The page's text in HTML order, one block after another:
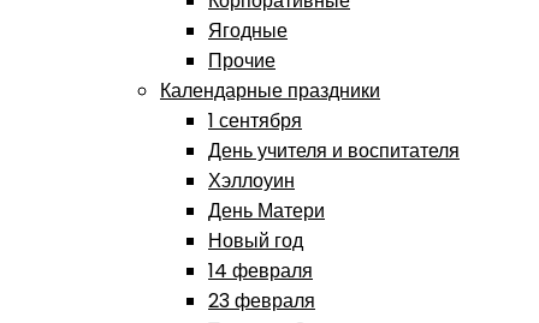
Ягодные
Прочие
Календарные праздники
1 сентября
День учителя и воспитателя
Хэллоуин
День Матери
Новый год
14 февраля
23 февраля